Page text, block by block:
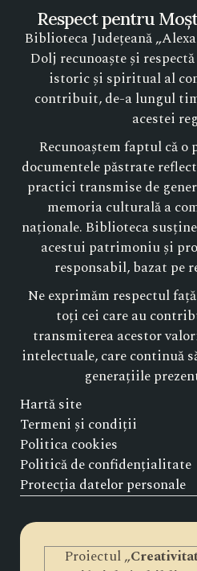
Respect pentru
Biblioteca Județeană
Dolj recunoaște și
istoric și spiritual al
contribuit, de-a lungul
acestei
Recunoaștem faptul că
documentele păstrate
practici transmise de
memoria culturală a
naționale. Biblioteca
acestui patrimoniu și
responsabil, bazat pe
Ne exprimăm respectul
toți cei care au
transmiterea acestor
intelectuale, care continuă
generațiile
Hartă site
Termeni și condiții
Politica cookies
Politică de confidențialitate
Protecția datelor personale
Proiectul „